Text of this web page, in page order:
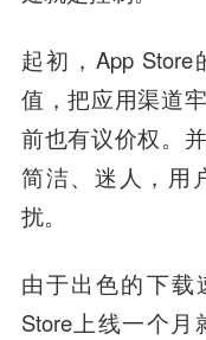
起初，App
值，把应用渠道
前也有议价权。并
简洁、迷人，用
扰。
由于出色的下载
Store上线一个月